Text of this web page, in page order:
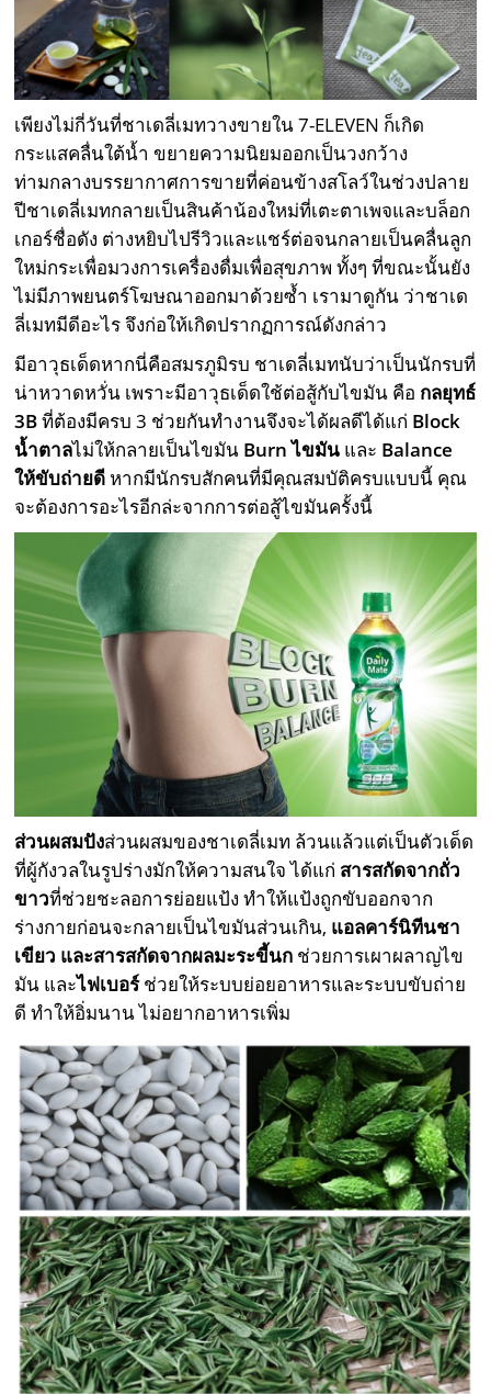
เพียงไม่กี่วันที่ชาเดลี่เมทวางขายใน 7-ELEVEN ก็เกิด
กระแสคลื่นใต้น้ำ ขยายความนิยมออกเป็นวงกว้าง
ท่ามกลางบรรยากาศการขายที่ค่อนข้างสโลว์ในช่วงปลาย
ปีชาเดลี่เมทกลายเป็นสินค้าน้องใหม่ที่เตะตาเพจและบล็อก
เกอร์ชื่อดัง ต่างหยิบไปรีวิวและแชร์ต่อจนกลายเป็นคลื่นลูก
ใหม่กระเพื่อมวงการเครื่องดื่มเพื่อสุขภาพ ทั้งๆ ที่ขณะนั้นยัง
ไม่มีภาพยนตร์โฆษณาออกมาด้วยซ้ำ เรามาดูกัน ว่าชาเด
ลี่เมทมีดีอะไร จึงก่อให้เกิดปรากฏการณ์ดังกล่าว
มีอาวุธเด็ดหากนี่คือสมรภูมิรบ ชาเดลี่เมทนับว่าเป็นนักรบที่
น่าหวาดหวั่น เพราะมีอาวุธเด็ดใช้ต่อสู้กับไขมัน คือ กลยุทธ์
3Bที่ต้องมีครบ 3 ช่วยกันทำงานจึงจะได้ผลดีได้แก่ Block
น้ำตาลไม่ให้กลายเป็นไขมัน Burn ไขมัน และ Balance
ให้ขับถ่ายดี หากมีนักรบสักคนที่มีคุณสมบัติครบแบบนี้ คุณ
จะต้องการอะไรอีกล่ะจากการต่อสู้ไขมันครั้งนี้
ส่วนผสมปังส่วนผสมของชาเดลี่เมท ล้วนแล้วแต่เป็นตัวเด็ด
ที่ผู้กังวลในรูปร่างมักให้ความสนใจ ได้แก่ สารสกัดจากถั่ว
ขาวที่ช่วยชะลอการย่อยแป้ง ทำให้แป้งถูกขับออกจาก
ร่างกายก่อนจะกลายเป็นไขมันส่วนเกิน, แอลคาร์นิทีนชา
เขียว และสารสกัดจากผลมะระขี้นก ช่วยการเผาผลาญไข
มัน และไฟเบอร์ช่วยให้ระบบย่อยอาหารและระบบขับถ่าย
ดี ทำให้อิ่มนาน ไม่อยากอาหารเพิ่ม